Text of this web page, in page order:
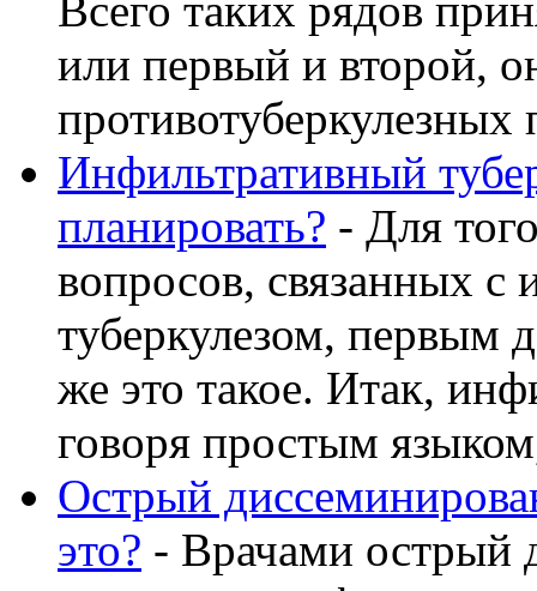
Всего таких рядов
или первый и второй,
противотуберкулезных
Инфильтративный
планировать? - Для
вопросов, связанных с
туберкулезом, первым
же это такое. Итак,
говоря простым
Острый
это? - Врачами острый